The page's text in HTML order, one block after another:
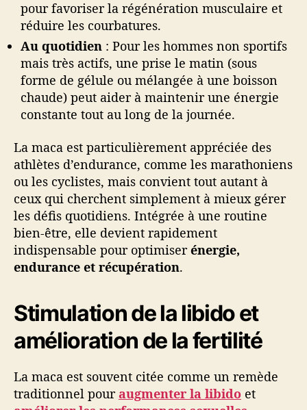
pour favoriser la régénération musculaire et
réduire les courbatures.
Au quotidien : Pour les hommes non sportifs
mais très actifs, une prise le matin (sous
forme de gélule ou mélangée à une boisson
chaude) peut aider à maintenir une énergie
constante tout au long de la journée.
La maca est particulièrement appréciée des
athlètes d’endurance, comme les marathoniens
ou les cyclistes, mais convient tout autant à
ceux qui cherchent simplement à mieux gérer
les défis quotidiens. Intégrée à une routine
bien-être, elle devient rapidement
indispensable pour optimiserénergie,
endurance et récupération.
Stimulation de la libido et
amélioration de la fertilité
La maca est souvent citée comme un remède
traditionnel pour augmenter la libido et